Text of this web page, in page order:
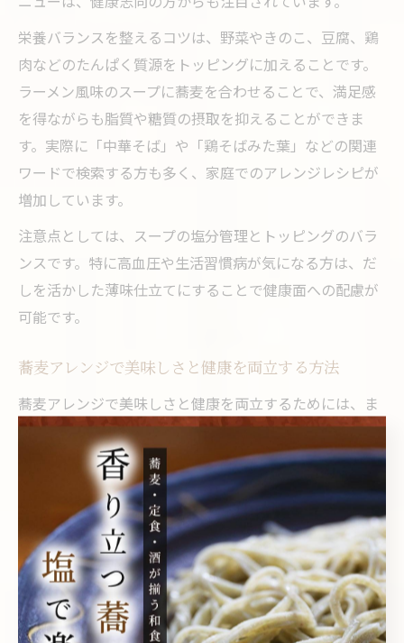
栄養バランスを整えるコツは、野菜やきのこ、豆腐、鶏
肉などのたんぱく質源をトッピングに加えることです。
ラーメン風味のスープに蕎麦を合わせることで、満足感
を得ながらも脂質や糖質の摂取を抑えることができま
す。実際に「中華そば」や「鶏そばみた葉」などの関連
ワードで検索する方も多く、家庭でのアレンジレシピが
増加しています。
注意点としては、スープの塩分管理とトッピングのバラ
ンスです。特に高血圧や生活習慣病が気になる方は、だ
しを活かした薄味仕立てにすることで健康面への配慮が
可能です。
蕎麦アレンジで美味しさと健康を両立する方法
蕎麦アレンジで美味しさと健康を両立するためには、ま
ず「素材選び」と「調味料の工夫」がポイントです。蕎
麦自体の品質や蕎麦粉の割合にこだわることで、風味と
栄養価の両方を高めることができます。全粒粉や十割蕎
麦を選ぶことで、より多くの食物繊維やビタミンB群を
摂取できるのが特徴です。
美味しさをキープしつつ健康にも配慮するには、だしや
スープの味付けを薄味に調整し、塩分摂取を抑えること
が重要です。また、低脂質なトッピングや季節の野菜を